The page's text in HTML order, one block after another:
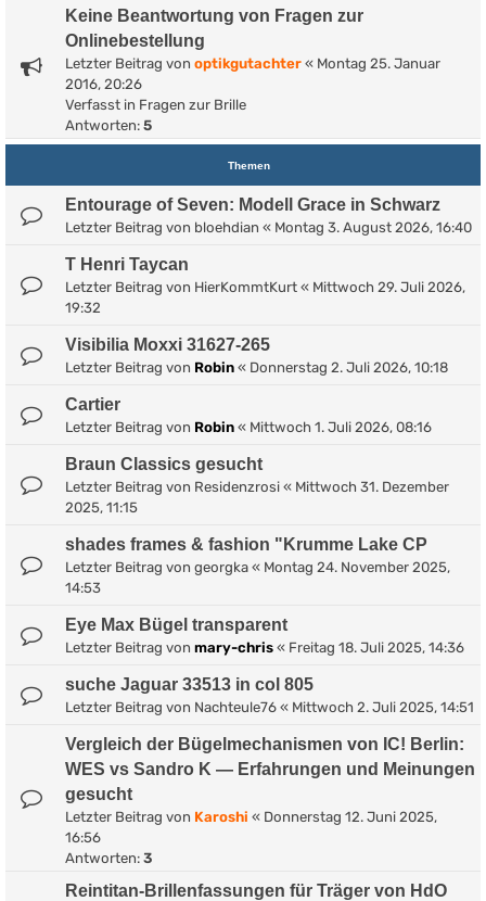
Keine Beantwortung von Fragen zur
Onlinebestellung
Letzter Beitrag von optikgutachter « Montag 25. Januar
2016, 20:26
Verfasst in Fragen zur Brille
Antworten: 5
Themen
Entourage of Seven: Modell Grace in Schwarz
Letzter Beitrag von bloehdian « Montag 3. August 2026, 16:40
T Henri Taycan
Letzter Beitrag von HierKommtKurt « Mittwoch 29. Juli 2026,
19:32
Visibilia Moxxi 31627-265
Letzter Beitrag von Robin « Donnerstag 2. Juli 2026, 10:18
Cartier
Letzter Beitrag von Robin « Mittwoch 1. Juli 2026, 08:16
Braun Classics gesucht
Letzter Beitrag von Residenzrosi « Mittwoch 31. Dezember
2025, 11:15
shades frames & fashion "Krumme Lake CP
Letzter Beitrag von georgka « Montag 24. November 2025,
14:53
Eye Max Bügel transparent
Letzter Beitrag von mary-chris « Freitag 18. Juli 2025, 14:36
suche Jaguar 33513 in col 805
Letzter Beitrag von Nachteule76 « Mittwoch 2. Juli 2025, 14:51
Vergleich der Bügelmechanismen von IC! Berlin:
WES vs Sandro K — Erfahrungen und Meinungen
gesucht
Letzter Beitrag von Karoshi « Donnerstag 12. Juni 2025,
16:56
Antworten: 3
Reintitan-Brillenfassungen für Träger von HdO